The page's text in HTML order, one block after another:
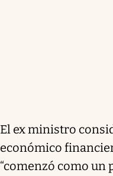
El ex ministro
económico
“comenzó como un